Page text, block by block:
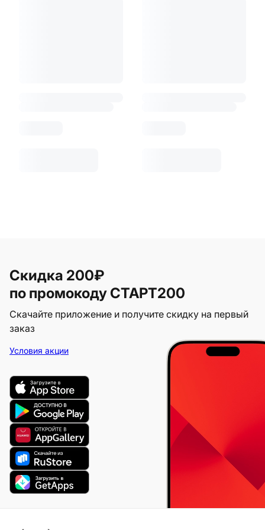
Скидка 200₽
по промокоду СТАРТ200
Скачайте приложение и получите скидку на первый
заказ
Условия акции